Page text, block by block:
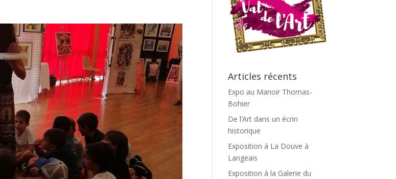
Articles récents
Expo au Manoir Thomas-
Bohier
De l’Art dans un écrin
historique
Exposition à La Douve à
Langeais
Exposition à la Galerie du